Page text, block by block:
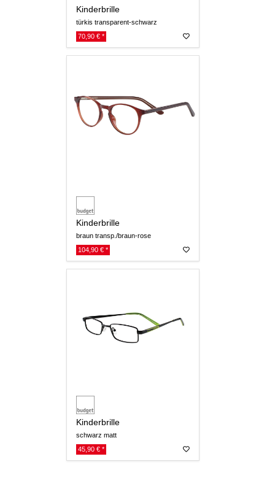
Kinderbrille
türkis transparent-schwarz
70,90 € *
Kinderbrille
braun transp./braun-rose
104,90 € *
Kinderbrille
schwarz matt
45,90 € *